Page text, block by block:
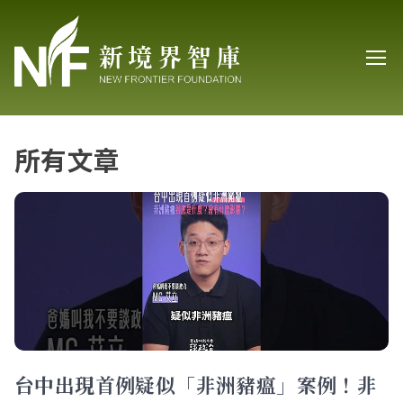
所有文章
台中出現首例疑似「非洲豬瘟」案例！非